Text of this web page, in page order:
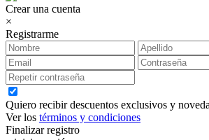
Crear una cuenta
×
Registrarme
Quiero recibir descuentos exclusivos y
Ver los términos y condiciones
Finalizar registro